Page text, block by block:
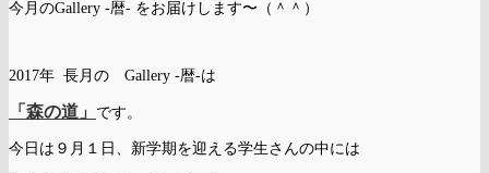
今月のGallery -暦- をお届けします〜（＾＾）
2017年 長月の Gallery -暦-は
「森の道」 です。
今日は９月１日、新学期を迎える学生さんの中には